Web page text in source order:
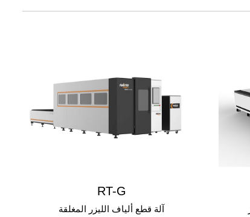
RT-G
آلة قطع ألياف الليزر المغلقة